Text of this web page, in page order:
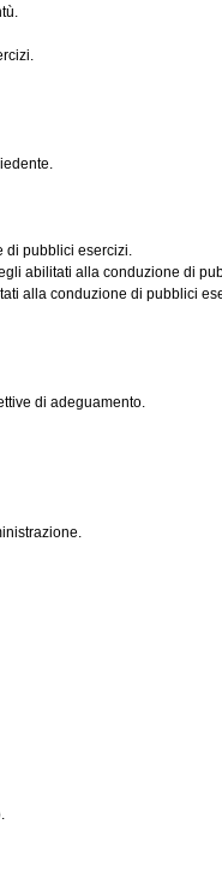
di pubblici esercizi.
abilitati alla conduzione di
alla conduzione di pubblici
di adeguamento.